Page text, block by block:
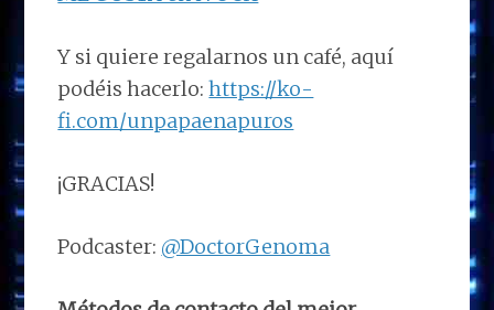
Y si quiere regalarnos un café, aquí
podéis hacerlo:https://ko-
fi.com/unpapaenapuros
¡GRACIAS!
Podcaster: @DoctorGenoma